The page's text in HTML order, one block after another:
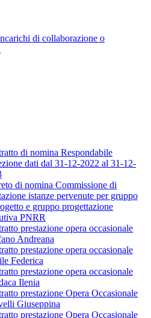
di collaborazione o
di nomina Respondabile
dati dal 31-12-2022 al 31-12-
di nomina Commissione di
istanze pervenute per gruppo
e gruppo progettazione
PNRR
prestazione opera occasionale
Andreana
prestazione opera occasionale
Federica
prestazione opera occasionale
Ilenia
prestazione Opera Occasionale
Giuseppina
prestazione Opera Occasionale